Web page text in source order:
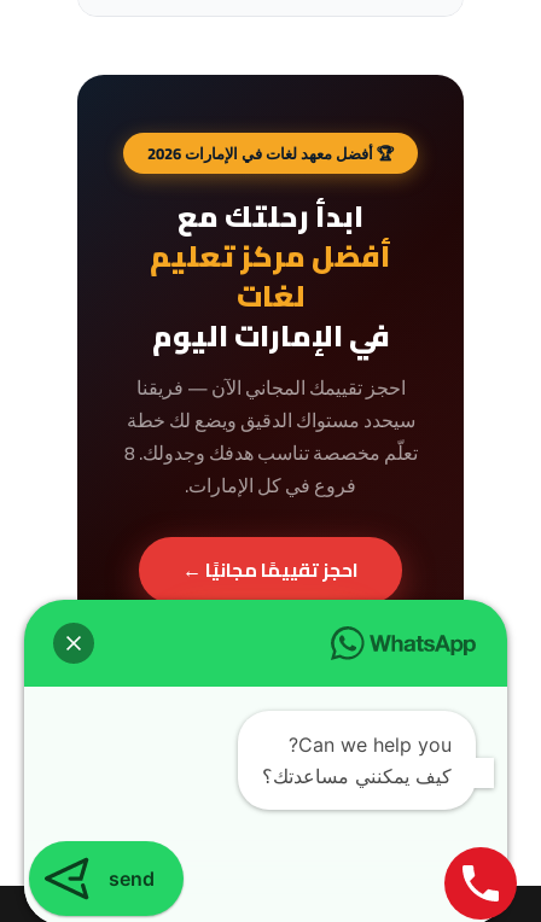
🏆 أفضل معهد لغات في الإمارات 2026
ابدأ رحلتك مع
أفضل مركز تعليم
لغات
في الإمارات اليوم
احجز تقييمك المجاني الآن — فريقنا
سيحدد مستواك الدقيق ويضع لك خطة
تعلّم مخصصة تناسب هدفك وجدولك. 8
فروع في كل الإمارات.
احجز تقييمًا مجانيًا ←
Design with | All rights reserved | Copyright 2024
Can we help you?
كيف يمكنني مساعدتك؟
send